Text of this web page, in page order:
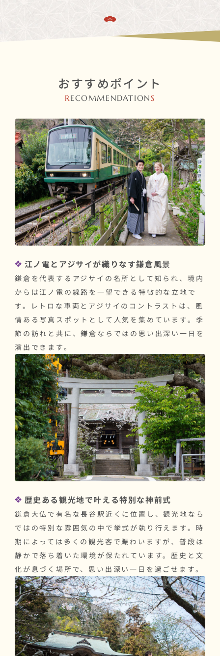
おすすめポイント
RECOMMENDATION S
江ノ電とアジサイが織りなす鎌倉風景
鎌倉を代表するアジサイの名所として知られ、境内
からは江ノ電の線路を一望できる特徴的な立地で
す。レトロな車両とアジサイのコントラストは、風
情ある写真スポットとして人気を集めています。季
節の訪れと共に、鎌倉ならではの思い出深い一日を
演出できます。
歴史ある観光地で叶える特別な神前式
鎌倉大仏で有名な長谷駅近くに位置し、観光地なら
ではの特別な雰囲気の中で挙式が執り行えます。時
期によっては多くの観光客で賑わいますが、普段は
静かで落ち着いた環境が保たれています。歴史と文
化が息づく場所で、思い出深い一日を過ごせます。